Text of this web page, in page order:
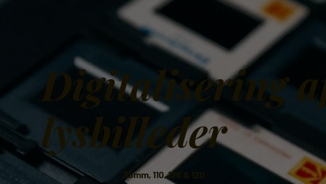
Digitalisering af
lysbilleder
35mm, 110, 126 & 120